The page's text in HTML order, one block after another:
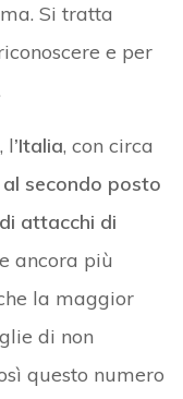
Si tratta
e per
l’Italia, con circa
al secondo posto
attacchi di
ancora più
la maggior
di non
questo numero